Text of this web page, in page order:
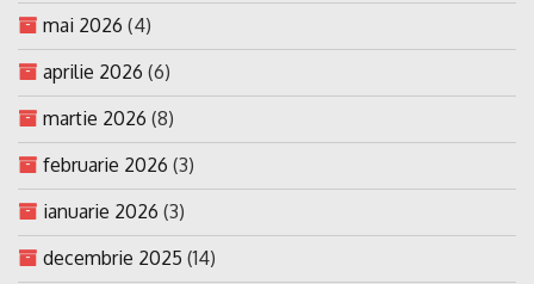
mai 2026 (4)
aprilie 2026 (6)
martie 2026 (8)
februarie 2026 (3)
ianuarie 2026 (3)
decembrie 2025 (14)